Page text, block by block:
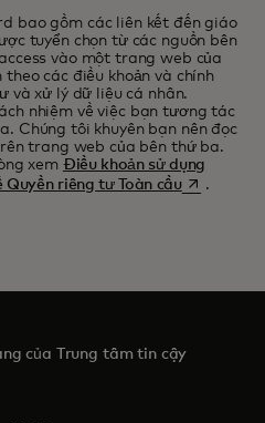
bao gồm các liên kết đến giáo
tuyển chọn từ các nguồn bên
vào một trang web của
các điều khoản và chính
và xử lý dữ liệu cá nhân.
nhiệm về việc bạn tương tác
Chúng tôi khuyên bạn nên đọc
trang web của bên thứ ba.
xem Điều khoản sử dụng
Quyền riêng tư Toàn cầuopens in a
.
của Trung tâm tin cậy